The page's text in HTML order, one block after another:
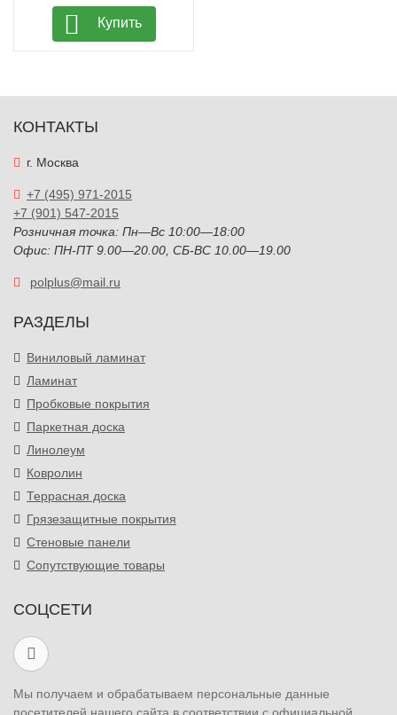
Купить
КОНТАКТЫ
г. Москва
+7 (495) 971-2015
+7 (901) 547-2015
Розничная точка: Пн—Вс 10:00—18:00
Офис: ПН-ПТ 9.00—20.00, СБ-ВС 10.00—19.00
polplus@mail.ru
РАЗДЕЛЫ
Виниловый ламинат
Ламинат
Пробковые покрытия
Паркетная доска
Линолеум
Ковролин
Террасная доска
Грязезащитные покрытия
Стеновые панели
Сопутствующие товары
СОЦСЕТИ
Мы получаем и обрабатываем персональные данные